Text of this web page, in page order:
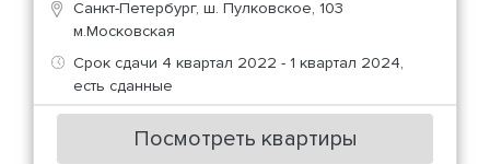
Санкт-Петербург, ш. Пулковское, 103
м.Московская
Срок сдачи 4 квартал 2022 - 1 квартал 2024,
есть сданные
Посмотреть квартиры